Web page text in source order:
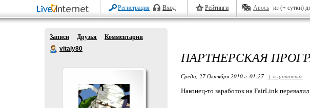
Регистрация Вход Рейтинги Авось из (+ сутки)
Записи Друзья
Комментарии
vitaly80
ПАРТНЕРСКАЯ
Среда, 27 Октября 2010 г. 01:27 + в цитатник
Наконец-то заработок на FairLink